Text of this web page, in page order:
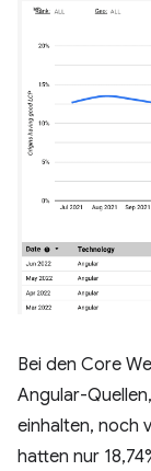
Bei den Core
Angular-
einhalten, noch
hatten nur